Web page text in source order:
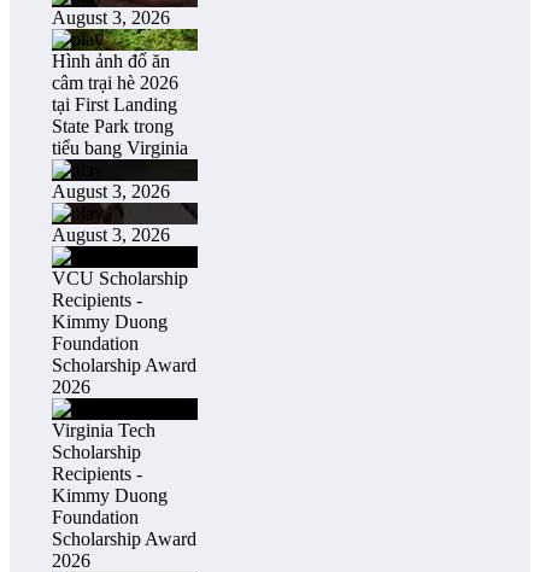
August 3, 2026
Hình ảnh đổ ăn
câm trại hè 2026
tại First Landing
State Park trong
tiểu bang Virginia
August 3, 2026
August 3, 2026
VCU Scholarship
Recipients -
Kimmy Duong
Foundation
Scholarship Award
2026
Virginia Tech
Scholarship
Recipients -
Kimmy Duong
Foundation
Scholarship Award
2026